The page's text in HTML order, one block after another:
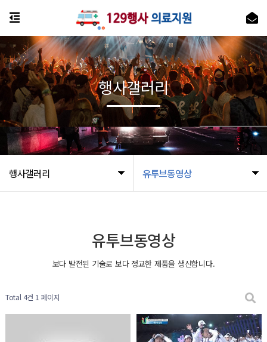
행사갤러리 유투브동영상
행사갤러리
유투브동영상
보다 발전된 기술로 보다 정교한 제품을 생산합니다.
Total 4건 1 페이지